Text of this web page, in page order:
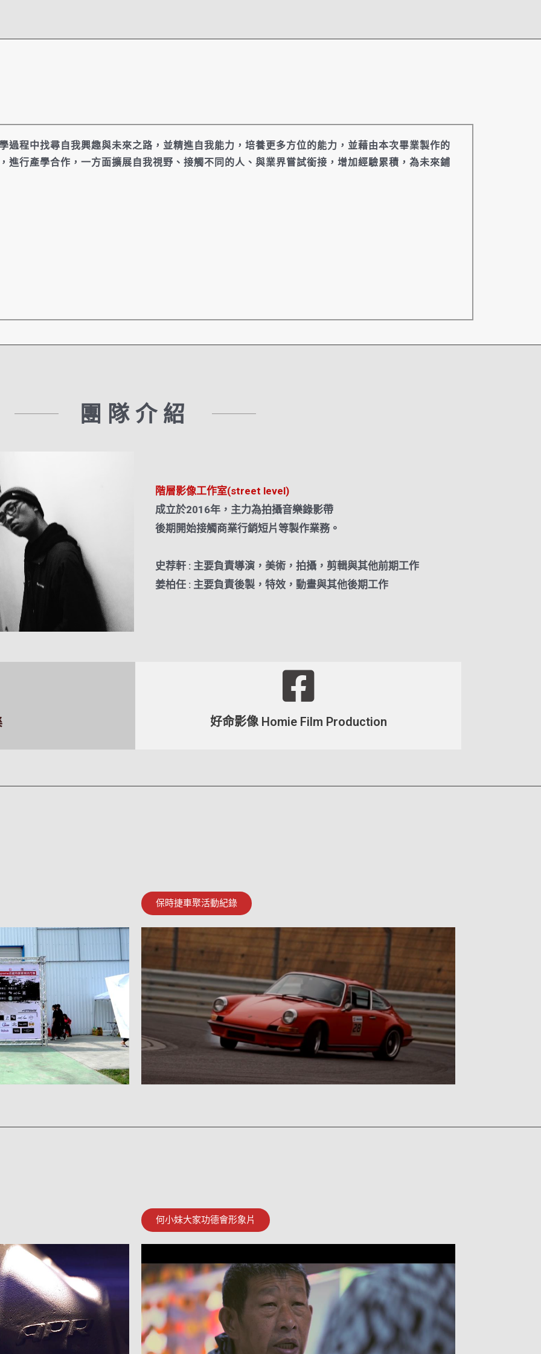
過程中找尋自我興趣與未來之路， 並精進自我能力，培養更多方位的能力，並藉由本次畢業製作的
進行產學合作，一方面擴展自我視野、接觸不同的人、與業界嘗試銜接，增加經驗累積，為未來鋪
團隊介紹
階層影像工作室(street level)
成立於2016年，主力為拍攝音樂錄影帶
後期開始接觸商業行銷短片等製作業務。
史荐軒 : 主要負責導演，美術，拍攝，剪輯與其他前期工作
姜柏任 : 主要負責後製，特效，動畫與其他後期工作
好命影像 Homie Film Production
保時捷車聚活動紀錄
何小妹大家功德會形象片